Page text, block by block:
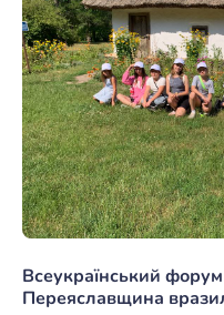
Всеукраїнський
Переяславщина